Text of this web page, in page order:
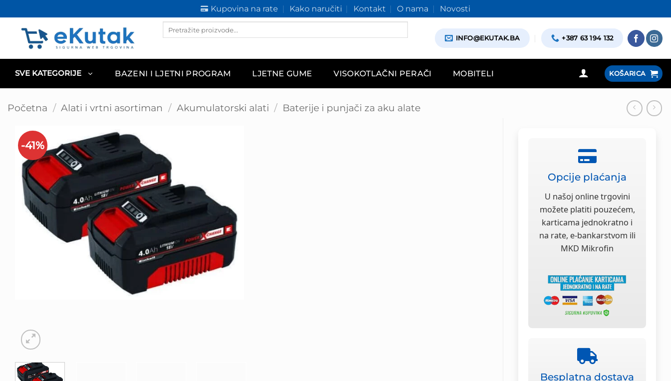
to
content
Kupovina na rate Kako naručiti Kontakt O nama Novosti
Products
INFO@EKUTAK.BA +387 63 194 132
SVE KATEGORIJE BAZENI I LJETNI PROGRAM LJETNE GUME VISOKOTLAČNI PERAČI MOBITELI KOŠARICA
Početna / Alati i vrtni asortiman / Akumulatorski alati / Baterije i punjači za aku alate
Opcije plaćanja
U našoj online trgovini
možete platiti pouzećem,
karticama jednokratno i
na rate, e-bankarstvom ili
MKD Mikrofin
Besplatna dostava
-41%